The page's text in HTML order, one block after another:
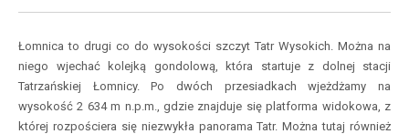
Łomnica to drugi co do wysokości szczyt Tatr Wysokich. Można na
niego wjechać kolejką gondolową, która startuje z dolnej stacji
Tatrzańskiej Łomnicy. Po dwóch przesiadkach wjeżdżamy na
wysokość 2 634 m n.p.m., gdzie znajduje się platforma widokowa, z
której rozpościera się niezwykła panorama Tatr. Można tutaj również